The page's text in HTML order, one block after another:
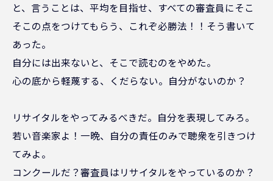
と、言うことは、平均を目指せ、すべての審査員にそこ
そこの点をつけてもらう、これぞ必勝法！！そう書いて
あった。
自分には出来ないと、そこで読むのをやめた。
心の底から軽蔑する、くだらない。自分がないのか？
リサイタルをやってみるべきだ。自分を表現してみろ。
若い音楽家よ！一晩、自分の責任のみで聴衆を引きつけ
てみよ。
コンクールだ？審査員はリサイタルをやっているのか？